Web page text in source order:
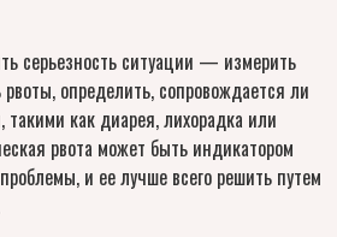
серьезность ситуации — измерить
определить, сопровождается ли
как диарея, лихорадка или
рвота может быть индикатором
и ее лучше всего решить путем